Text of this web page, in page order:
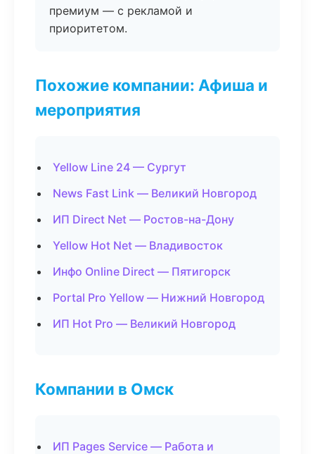
премиум — с рекламой и
приоритетом.
Похожие компании: Афиша и
мероприятия
Yellow Line 24 — Сургут
News Fast Link — Великий Новгород
ИП Direct Net — Ростов-на-Дону
Yellow Hot Net — Владивосток
Инфо Online Direct — Пятигорск
Portal Pro Yellow — Нижний Новгород
ИП Hot Pro — Великий Новгород
Компании в Омск
ИП Pages Service — Работа и